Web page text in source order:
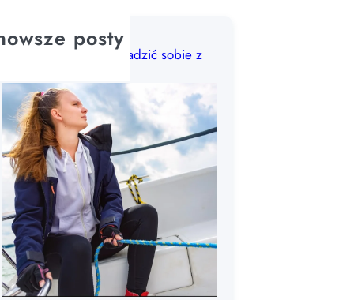
posty
Choroba morska: jak radzić sobie z